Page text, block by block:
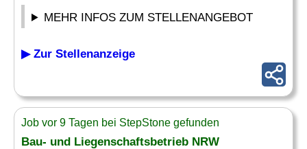
MEHR INFOS ZUM STELLENANGEBOT
▶ Zur Stellenanzeige
Job vor 9 Tagen bei StepStone gefunden
Bau- und Liegenschaftsbetrieb NRW